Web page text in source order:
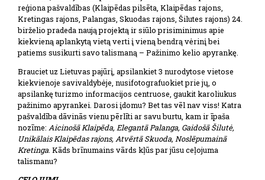
reģiona pašvaldības (Klaipēdas pilsēta, Klaipēdas rajons,
Kretingas rajons, Palangas, Skuodas rajons, Šilutes rajons) 24.
birželio pradeda naują projektą ir siūlo prisiminimus apie
kiekvieną aplankytą vietą verti į vieną bendrą vėrinį bei
patiems susikurti savo talismaną – Pažinimo kelio apyrankę.
Brauciet uz Lietuvas pajūrį, apsilankiet 3 nurodytose vietose
kiekvienoje savivaldybėje, nusifotografuokiet prie jų, o
apsilankę turizmo informacijos centruose, gaukit karoliukus
pažinimo apyrankei. Darosi įdomu? Bet tas vēl nav viss! Katra
pašvaldība dāvinās vienu pērlīti ar savu burtu, kam ir īpaša
nozīme: Aicinošā Klaipēda, Elegantā Palanga, Gaidošā Šilutė,
Unikālais Klaipēdas rajons, Atvērtā Skuoda, Noslēpumainā
Kretinga . Kāds brīnumains vārds kļūs par jūsu ceļojuma
talismanu?